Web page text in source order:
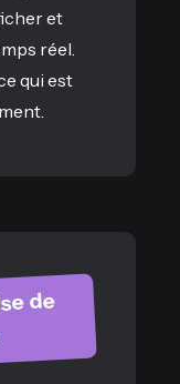
et
réel.
qui est
de